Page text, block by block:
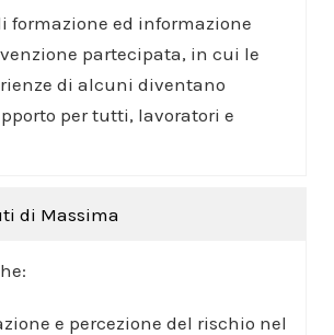
formazione ed informazione
partecipata, in cui le
di alcuni diventano
per tutti, lavoratori e
di Massima
e percezione del rischio nel